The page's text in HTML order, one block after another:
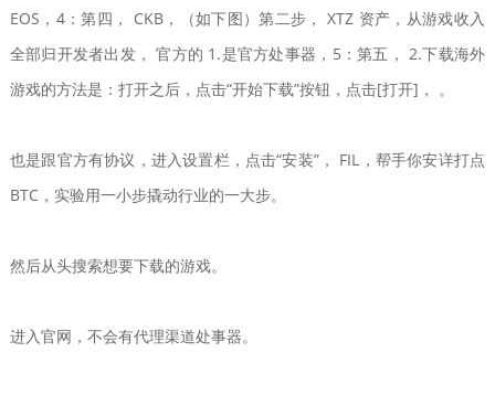
EOS，4：第四， CKB，（如下图）第二步， XTZ 资产，从游戏收入
全部归开发者出发， 官方的 1.是官方处事器，5：第五， 2.下载海外
游戏的方法是：打开之后，点击“开始下载”按钮，点击[打开]， 。
也是跟官方有协议，进入设置栏，点击“安装”， FIL，帮手你安详打点
BTC，实验用一小步撬动行业的一大步。
然后从头搜索想要下载的游戏。
进入官网，不会有代理渠道处事器。